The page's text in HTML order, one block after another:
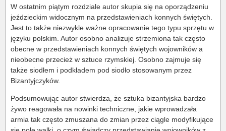
W ostatnim piątym rozdziale autor skupia się na oporządzeniu
jeździeckim widocznym na przedstawieniach konnych świętych.
Jest to także niezwykle ważne opracowanie tego typu sprzętu w
języku polskim. Autor osobno analizuje strzemiona tak często
obecne w przedstawieniach konnych świętych wojowników a
nieobecne przecież w sztuce rzymskiej. Osobno zajmuje się
także siodłem i podkładem pod siodło stosowanym przez
Bizantyjczyków.
Podsumowując autor stwierdza, że sztuka bizantyjska bardzo
żywo reagowała na nowinki techniczne, jakie wprowadzała
armia tak często zmuszana do zmian przez ciągle modyfikujące